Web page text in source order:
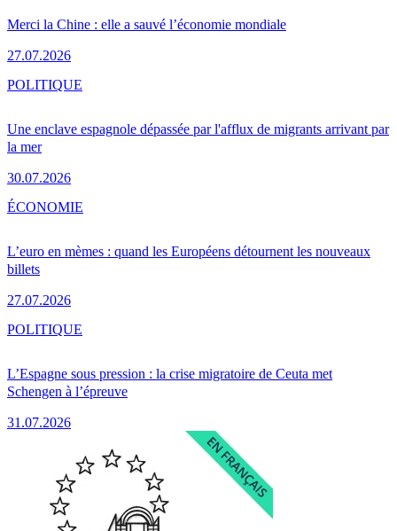
Merci la Chine : elle a sauvé l’économie mondiale
27.07.2026
Une enclave espagnole dépassée par l'afflux de migrants arrivant par
la mer
30.07.2026
POLITIQUE
L’euro en mèmes : quand les Européens détournent les nouveaux
billets
27.07.2026
ÉCONOMIE
L’Espagne sous pression : la crise migratoire de Ceuta met
Schengen à l’épreuve
31.07.2026
POLITIQUE